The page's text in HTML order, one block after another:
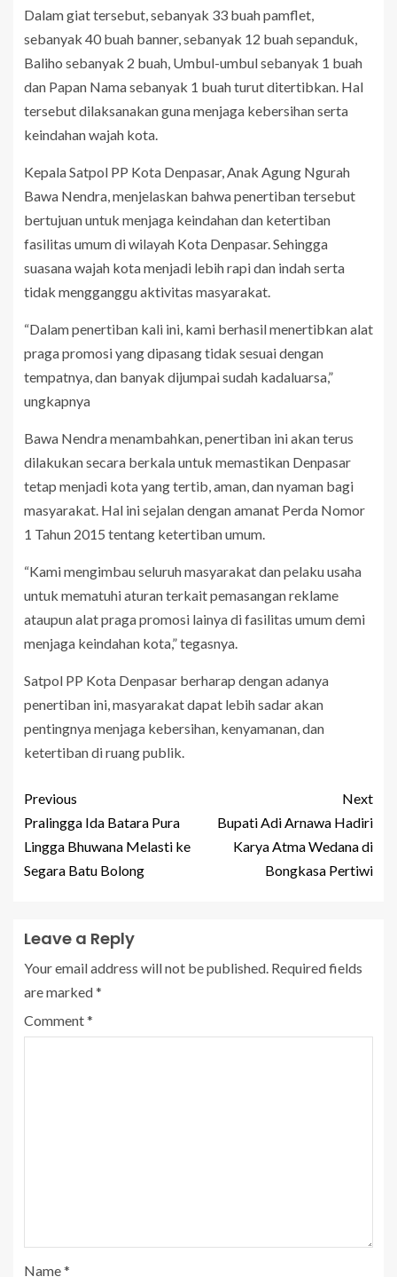
Dalam giat tersebut, sebanyak 33 buah pamflet,
sebanyak 40 buah banner, sebanyak 12 buah sepanduk,
Baliho sebanyak 2 buah, Umbul-umbul sebanyak 1 buah
dan Papan Nama sebanyak 1 buah turut ditertibkan. Hal
tersebut dilaksanakan guna menjaga kebersihan serta
keindahan wajah kota.
Kepala Satpol PP Kota Denpasar, Anak Agung Ngurah
Bawa Nendra, menjelaskan bahwa penertiban tersebut
bertujuan untuk menjaga keindahan dan ketertiban
fasilitas umum di wilayah Kota Denpasar. Sehingga
suasana wajah kota menjadi lebih rapi dan indah serta
tidak mengganggu aktivitas masyarakat.
“Dalam penertiban kali ini, kami berhasil menertibkan alat
praga promosi yang dipasang tidak sesuai dengan
tempatnya, dan banyak dijumpai sudah kadaluarsa,”
ungkapnya
Bawa Nendra menambahkan, penertiban ini akan terus
dilakukan secara berkala untuk memastikan Denpasar
tetap menjadi kota yang tertib, aman, dan nyaman bagi
masyarakat. Hal ini sejalan dengan amanat Perda Nomor
1 Tahun 2015 tentang ketertiban umum.
“Kami mengimbau seluruh masyarakat dan pelaku usaha
untuk mematuhi aturan terkait pemasangan reklame
ataupun alat praga promosi lainya di fasilitas umum demi
menjaga keindahan kota,” tegasnya.
Satpol PP Kota Denpasar berharap dengan adanya
penertiban ini, masyarakat dapat lebih sadar akan
pentingnya menjaga kebersihan, kenyamanan, dan
ketertiban di ruang publik.
Previous
Pralingga Ida Batara Pura
Lingga Bhuwana Melasti ke
Segara Batu Bolong
Next
Bupati Adi Arnawa Hadiri
Karya Atma Wedana di
Bongkasa Pertiwi
Leave a Reply
Your email address will not be published. Required fields
are marked*
Comment*
Name*